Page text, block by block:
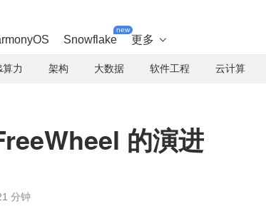
Snowflake
new
更多 
算力 架构 大数据 软件工程 云计算
的演进
分钟